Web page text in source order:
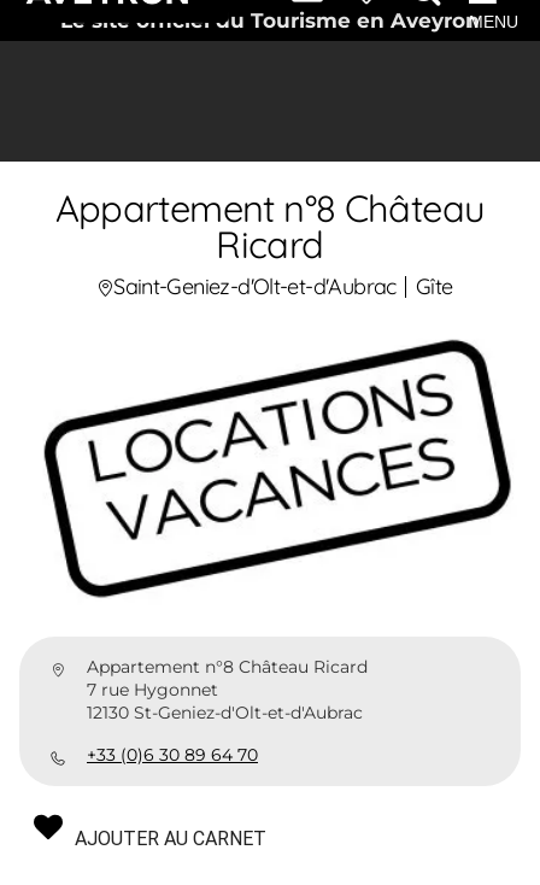
Le site officiel du Tourisme en AveyronMENU
Appartement n°8 Château
Ricard
Saint-Geniez-d'Olt-et-d'Aubrac Gîte
Appartement n°8 Château Ricard
7 rue Hygonnet
12130 St-Geniez-d'Olt-et-d'Aubrac
+33 (0)6 30 89 64 70
AJOUTER AU CARNET